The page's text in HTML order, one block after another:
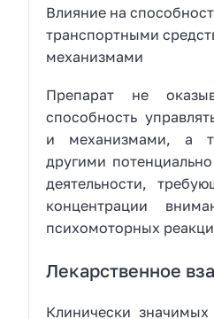
Влияние на
транспортными
механизмами
Препарат не
способность
и механизмами, а
другими
деятельности,
концентрации
психомоторных
Лекарственное
Клинически